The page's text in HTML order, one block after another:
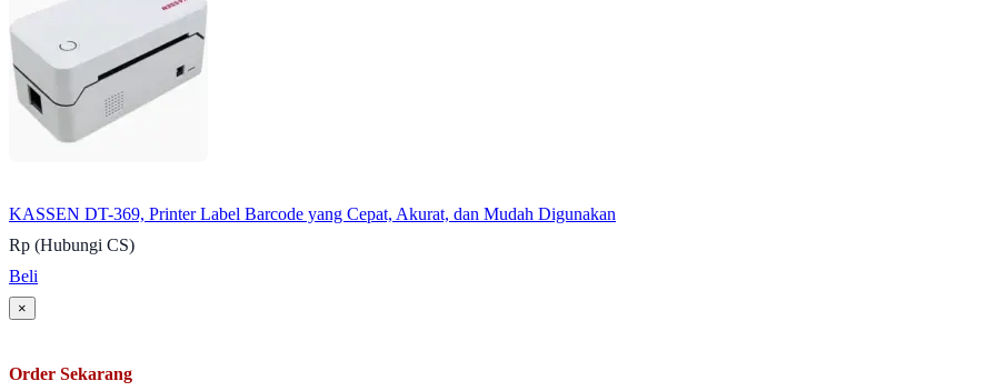
KASSEN DT-369, Printer Label Barcode yang Cepat, Akurat, dan Mudah Digunakan
Rp (Hubungi CS)
Beli
×
Order Sekarang